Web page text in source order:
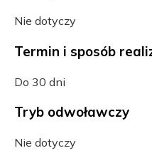
Nie dotyczy
Termin i sposób
Do 30 dni
Tryb odwoławczy
Nie dotyczy